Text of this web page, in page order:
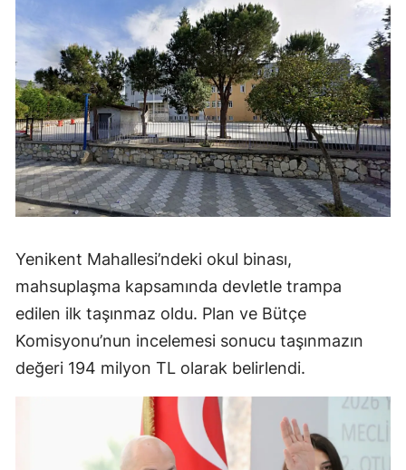
Yenikent Mahallesi’ndeki okul binası,
mahsuplaşma kapsamında devletle trampa
edilen ilk taşınmaz oldu. Plan ve Bütçe
Komisyonu’nun incelemesi sonucu taşınmazın
değeri 194 milyon TL olarak belirlendi.